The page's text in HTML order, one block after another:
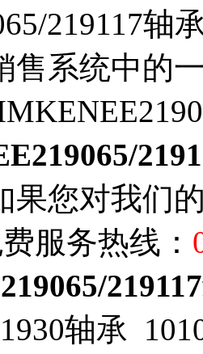
219117轴
售系统中的
果您对我们
服务热线：
219117
轴承